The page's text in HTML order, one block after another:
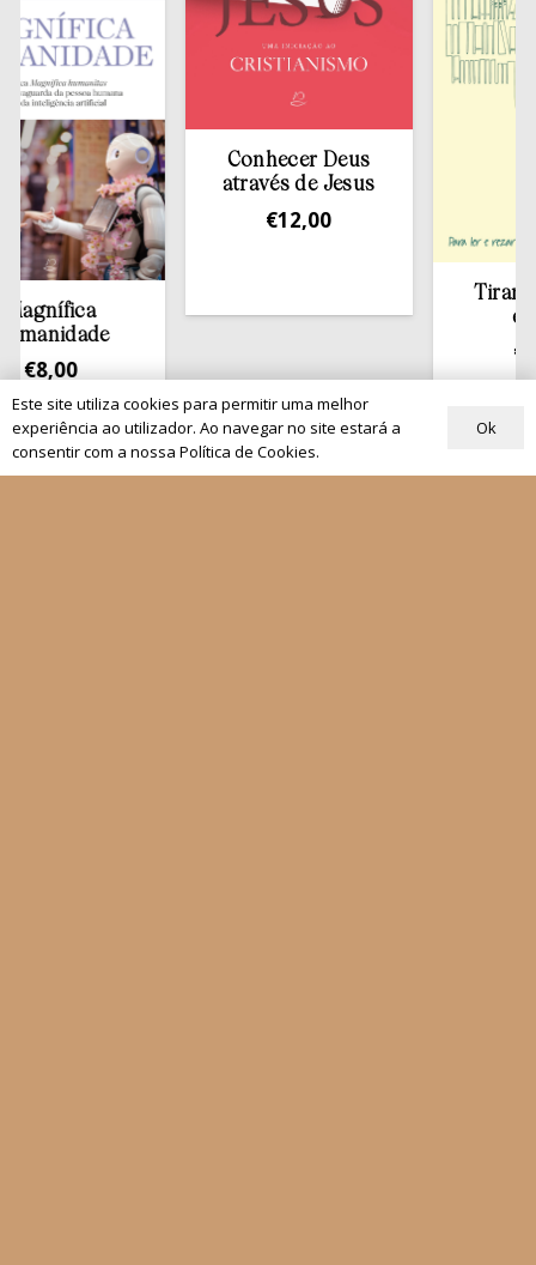
Conhecer Deus
através de Jesus
12,00
Tirar a
estante
13,50
Este site utiliza cookies para permitir uma melhor
experiência ao utilizador. Ao navegar no site estará a
consentir com a nossa Política de Cookies.
Ok